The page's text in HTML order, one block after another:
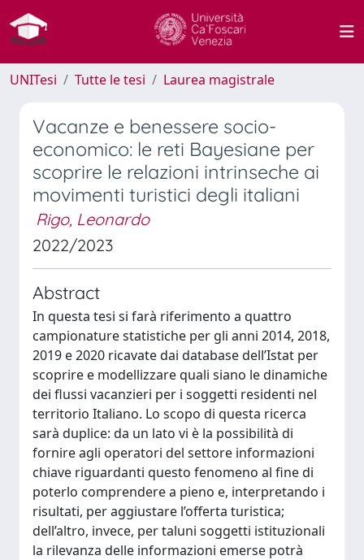
UNITesi Tutte le tesi Laurea magistrale
Vacanze e benessere socio-
economico: le reti Bayesiane per
scoprire le relazioni intrinseche ai
movimenti turistici degli italiani
Rigo, Leonardo
2022/2023
Abstract
In questa tesi si farà riferimento a quattro
campionature statistiche per gli anni 2014, 2018,
2019 e 2020 ricavate dai database dell’Istat per
scoprire e modellizzare quali siano le dinamiche
dei flussi vacanzieri per i soggetti residenti nel
territorio Italiano. Lo scopo di questa ricerca
sarà duplice: da un lato vi è la possibilità di
fornire agli operatori del settore informazioni
chiave riguardanti questo fenomeno al fine di
poterlo comprendere a pieno e, interpretando i
risultati, per aggiustare l’offerta turistica;
dell’altro, invece, per taluni soggetti istituzionali
la rilevanza delle informazioni emerse potrà